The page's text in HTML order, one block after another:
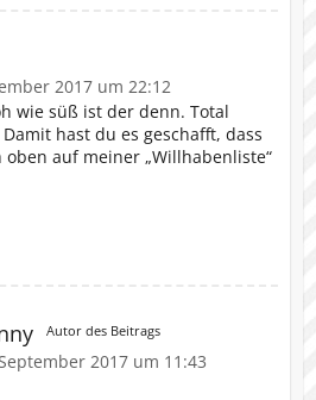
2017 um 22:12
wie süß ist der denn. Total
hast du es geschafft, dass
oben auf meiner „Willhabenliste“
Autor des Beitrags
2017 um 11:43